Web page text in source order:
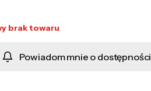
brak towaru
Powiadom mnie o dostępności